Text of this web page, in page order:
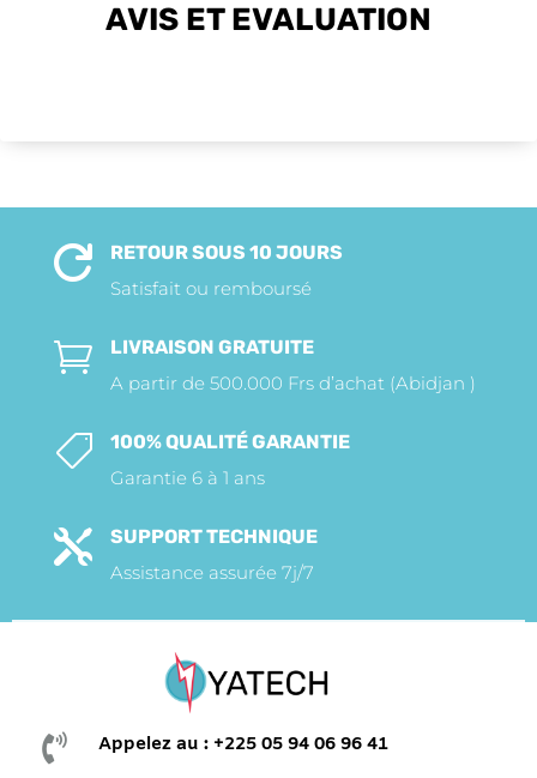
AVIS ET EVALUATION

RETOUR SOUS 10 JOURS
Satisfait ou remboursé

LIVRAISON GRATUITE
A partir de 500.000 Frs d’achat (Abidjan )

100% QUALITÉ GARANTIE
Garantie 6 à 1 ans

SUPPORT TECHNIQUE
Assistance assurée 7j/7
 Appelez au : +225 05 94 06 96 41